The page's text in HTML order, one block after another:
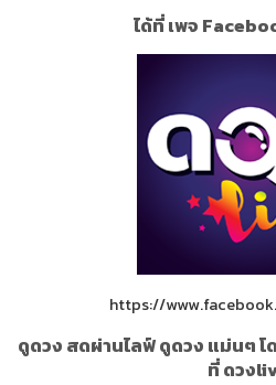
ได้ที่ เพจ
https://
ดูดวง สดผ่านไลฟ์ ดูดวง แม่นๆ
ที่ ดวง